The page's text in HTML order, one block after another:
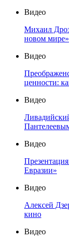
Видео
Михаил
новом мире»
Видео
ценности:
Видео
Видео
Евразии»
Видео
Алексей
кино
Видео